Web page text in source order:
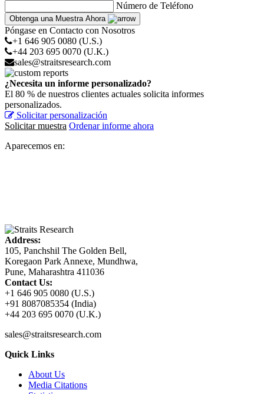
Número de Teléfono
Obtenga una Muestra Ahora
Póngase en Contacto con Nosotros
+1 646 905 0080 (U.S.)
+44 203 695 0070 (U.K.)
sales@straitsresearch.com
¿Necesita un informe personalizado?
El 80 % de nuestros clientes actuales solicita informes
personalizados.
Solicitar personalización
Solicitar muestra Ordenar informe ahora
Aparecemos en:
Address:
105, Panchshil The Golden Bell,
Koregaon Park Annexe, Mundhwa,
Pune, Maharashtra 411036
Contact Us:
+1 646 905 0080 (U.S.)
+91 8087085354 (India)
+44 203 695 0070 (U.K.)
sales@straitsresearch.com
Quick Links
About Us
Media Citations